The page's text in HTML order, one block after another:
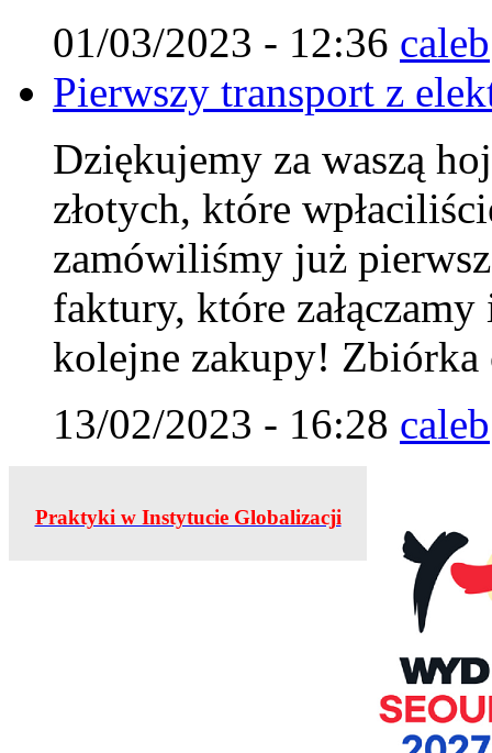
01/03/2023 - 12:36 caleb
Pierwszy transport z
Dziękujemy za waszą
złotych, które
zamówiliśmy już
faktury, które załączamy
kolejne zakupy! Zbiórka
13/02/2023 - 16:28 caleb
Praktyki w Instytucie Globalizacji